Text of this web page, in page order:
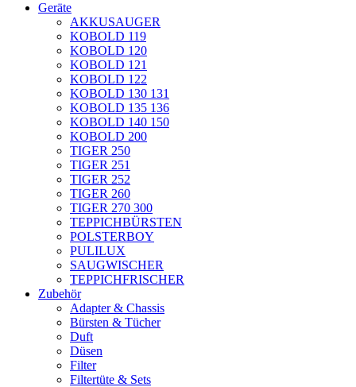
Geräte
AKKUSAUGER
KOBOLD 119
KOBOLD 120
KOBOLD 121
KOBOLD 122
KOBOLD 130 131
KOBOLD 135 136
KOBOLD 140 150
KOBOLD 200
TIGER 250
TIGER 251
TIGER 252
TIGER 260
TIGER 270 300
TEPPICHBÜRSTEN
POLSTERBOY
PULILUX
SAUGWISCHER
TEPPICHFRISCHER
Zubehör
Adapter & Chassis
Bürsten & Tücher
Duft
Düsen
Filter
Filtertüte & Sets